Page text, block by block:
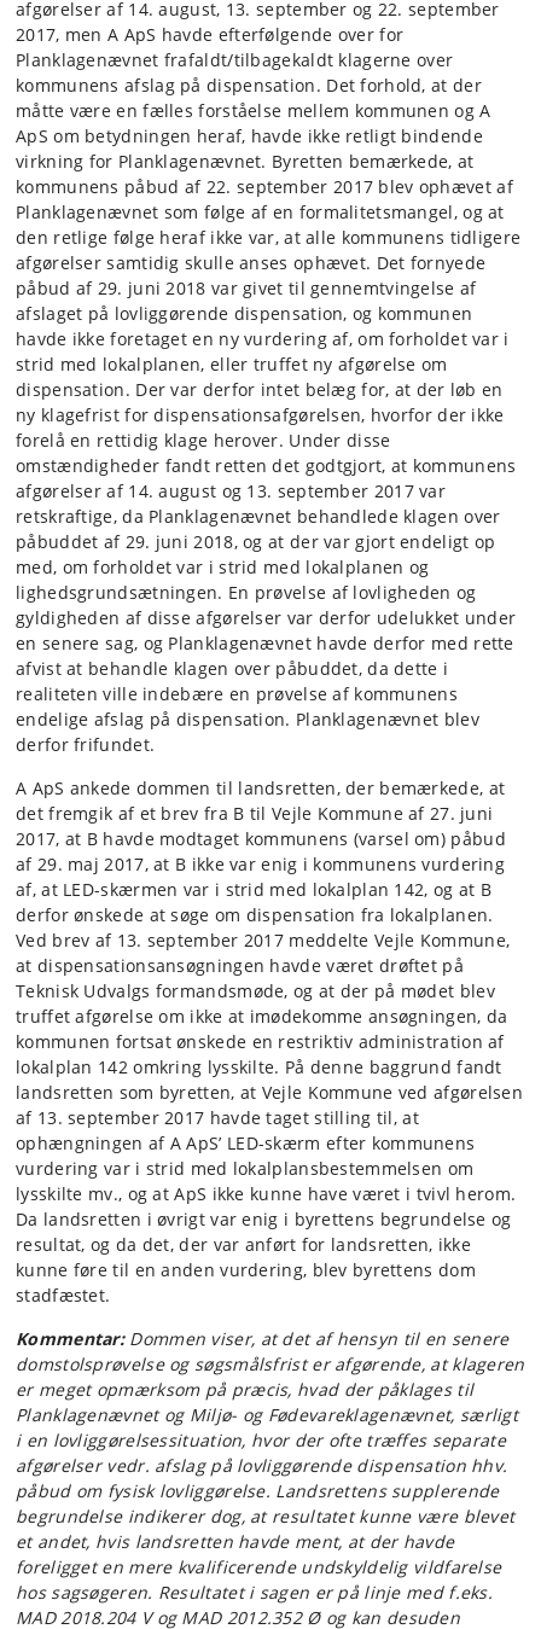
afgørelser af 14. august, 13. september og 22. september
2017, men A ApS havde efterfølgende over for
Planklagenævnet frafaldt/tilbagekaldt klagerne over
kommunens afslag på dispensation. Det forhold, at der
måtte være en fælles forståelse mellem kommunen og A
ApS om betydningen heraf, havde ikke retligt bindende
virkning for Planklagenævnet. Byretten bemærkede, at
kommunens påbud af 22. september 2017 blev ophævet af
Planklagenævnet som følge af en formalitetsmangel, og at
den retlige følge heraf ikke var, at alle kommunens tidligere
afgørelser samtidig skulle anses ophævet. Det fornyede
påbud af 29. juni 2018 var givet til gennemtvingelse af
afslaget på lovliggørende dispensation, og kommunen
havde ikke foretaget en ny vurdering af, om forholdet var i
strid med lokalplanen, eller truffet ny afgørelse om
dispensation. Der var derfor intet belæg for, at der løb en
ny klagefrist for dispensationsafgørelsen, hvorfor der ikke
forelå en rettidig klage herover. Under disse
omstændigheder fandt retten det godtgjort, at kommunens
afgørelser af 14. august og 13. september 2017 var
retskraftige, da Planklagenævnet behandlede klagen over
påbuddet af 29. juni 2018, og at der var gjort endeligt op
med, om forholdet var i strid med lokalplanen og
lighedsgrundsætningen. En prøvelse af lovligheden og
gyldigheden af disse afgørelser var derfor udelukket under
en senere sag, og Planklagenævnet havde derfor med rette
afvist at behandle klagen over påbuddet, da dette i
realiteten ville indebære en prøvelse af kommunens
endelige afslag på dispensation. Planklagenævnet blev
derfor frifundet.
A ApS ankede dommen til landsretten, der bemærkede, at
det fremgik af et brev fra B til Vejle Kommune af 27. juni
2017, at B havde modtaget kommunens (varsel om) påbud
af 29. maj 2017, at B ikke var enig i kommunens vurdering
af, at LED-skærmen var i strid med lokalplan 142, og at B
derfor ønskede at søge om dispensation fra lokalplanen.
Ved brev af 13. september 2017 meddelte Vejle Kommune,
at dispensationsansøgningen havde været drøftet på
Teknisk Udvalgs formandsmøde, og at der på mødet blev
truffet afgørelse om ikke at imødekomme ansøgningen, da
kommunen fortsat ønskede en restriktiv administration af
lokalplan 142 omkring lysskilte. På denne baggrund fandt
landsretten som byretten, at Vejle Kommune ved afgørelsen
af 13. september 2017 havde taget stilling til, at
ophængningen af A ApS’ LED-skærm efter kommunens
vurdering var i strid med lokalplansbestemmelsen om
lysskilte mv., og at ApS ikke kunne have været i tvivl herom.
Da landsretten i øvrigt var enig i byrettens begrundelse og
resultat, og da det, der var anført for landsretten, ikke
kunne føre til en anden vurdering, blev byrettens dom
stadfæstet.
Kommentar:Dommen viser, at det af hensyn til en senere
domstolsprøvelse og søgsmålsfrist er afgørende, at klageren
er meget opmærksom på præcis, hvad der påklages til
Planklagenævnet og Miljø- og Fødevareklagenævnet, særligt
i en lovliggørelsessituation, hvor der ofte træffes separate
afgørelser vedr. afslag på lovliggørende dispensation hhv.
påbud om fysisk lovliggørelse. Landsrettens supplerende
begrundelse indikerer dog, at resultatet kunne være blevet
et andet, hvis landsretten havde ment, at der havde
foreligget en mere kvalificerende undskyldelig vildfarelse
hos sagsøgeren. Resultatet i sagen er på linje med f.eks.
MAD 2018.204 V og MAD 2012.352 Ø og kan desuden